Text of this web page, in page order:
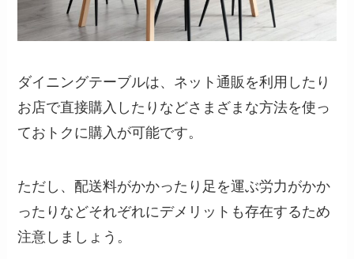
ダイニングテーブルは、ネット通販を利用したり
お店で直接購入したりなどさまざまな方法を使っ
ておトクに購入が可能です。
ただし、配送料がかかったり足を運ぶ労力がかか
ったりなどそれぞれにデメリットも存在するため
注意しましょう。